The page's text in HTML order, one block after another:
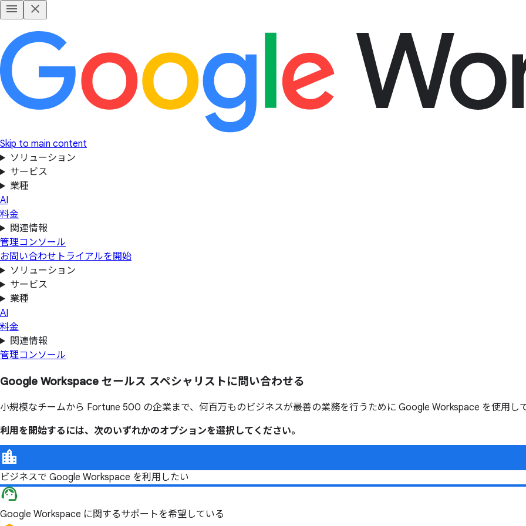
Skip to main content
ソリューション
サービス
業種
AI
料金
関連情報
管理コンソール
お問い合わせ トライアルを開始
ソリューション
サービス
業種
AI
料金
関連情報
管理コンソール
Google Workspace セールス スペシャリストに 問い合わせる
小規模なチームから Fortune 500 の企業まで、何百万ものビジネスが最善の業務を行うために Google Workspace を使用して
利用を開始するには、次のいずれかのオプションを選択してください。
ビジネスで Google Workspace を利用したい
Google Workspace に関するサポートを希望している